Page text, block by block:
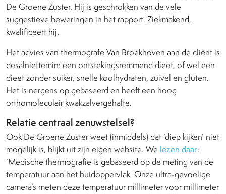
De Groene Zuster. Hij is geschrokken van de vele
suggestieve beweringen in het rapport. Ziekmakend,
kwalificeert hij.
Het advies van thermografe Van Broekhoven aan de cliënt is
desalniettemin: een ontstekingsremmend dieet, of wel een
dieet zonder suiker, snelle koolhydraten, zuivel en gluten.
Het is nergens op gebaseerd en heeft een hoog
orthomoleculair kwakzalvergehalte.
Relatie centraal zenuwstelsel?
Ook De Groene Zuster weet (inmiddels) dat ‘diep kijken’ niet
mogelijk is, blijkt uit zijn eigen website. We lezen daar:
‘Medische thermografie is gebaseerd op de meting van de
temperatuur aan het huidoppervlak. Onze ultra-gevoelige
camera’s meten deze temperatuur millimeter voor millimeter